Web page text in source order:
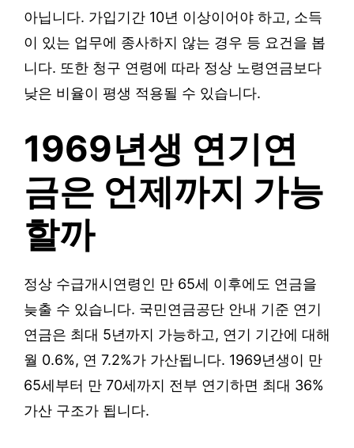
아닙니다. 가입기간 10년 이상이어야 하고, 소득
이 있는 업무에 종사하지 않는 경우 등 요건을 봅
니다. 또한 청구 연령에 따라 정상 노령연금보다
낮은 비율이 평생 적용될 수 있습니다.
1969년생 연기연
금은 언제까지 가능
할까
정상 수급개시연령인 만 65세 이후에도 연금을
늦출 수 있습니다. 국민연금공단 안내 기준 연기
연금은 최대 5년까지 가능하고, 연기 기간에 대해
월 0.6%, 연 7.2%가 가산됩니다. 1969년생이 만
65세부터 만 70세까지 전부 연기하면 최대 36%
가산 구조가 됩니다.